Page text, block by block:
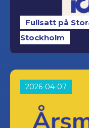
Fullsatt på
Stockholm
2026-04-07